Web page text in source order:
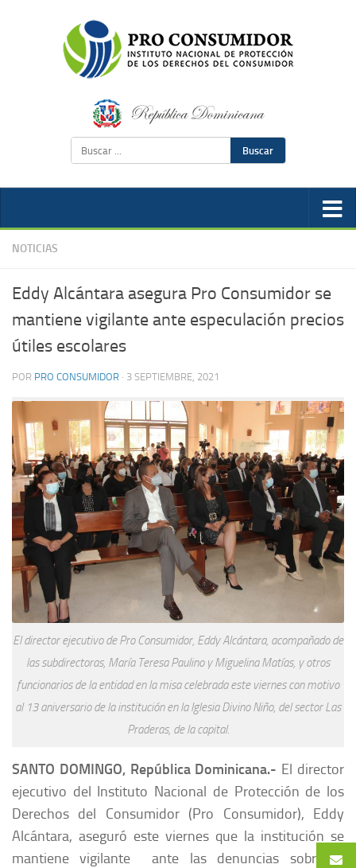
Buscar
NOTICIAS
Eddy Alcántara asegura Pro Consumidor se
mantiene vigilante ante especulación precios
útiles escolares
POR PRO CONSUMIDOR · 3 SEPTIEMBRE, 2021
El director ejecutivo de Pro Consumidor, Eddy Alcántara, acompañado de
las subdirectoras, María Teresa Paulino y Miguelina Matías, y otros
funcionarios de la entidad en la misa celebrada este viernes con motivo
al 13 aniversario de la institución en la Iglesia Divino Niño, del sector Las
Praderas, de la capital.
SANTO DOMINGO, República Dominicana.- El director
ejecutivo del Instituto Nacional de Protección de los
Derechos del Consumidor (Pro Consumidor), Eddy
Alcántara, aseguró este viernes que la institución se
mantiene vigilante ante las denuncias sobre la